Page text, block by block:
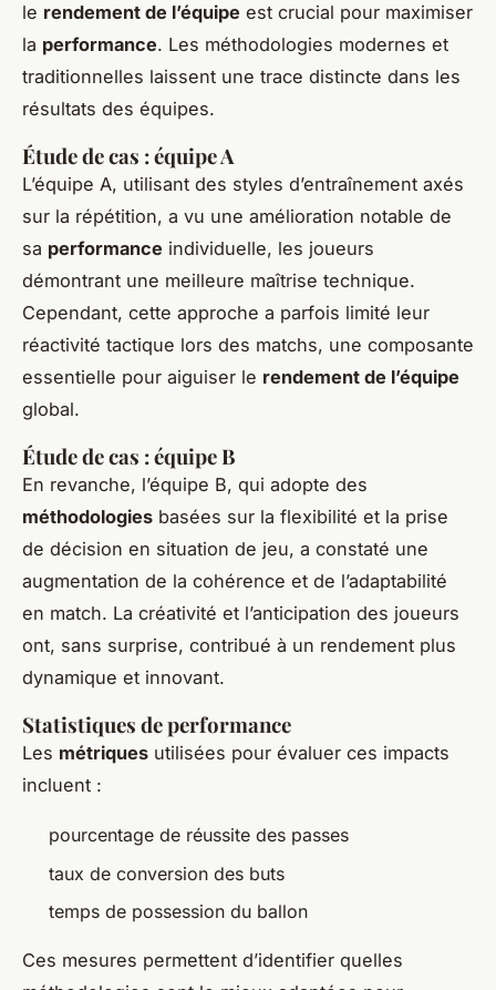
le rendement de l’équipe est crucial pour maximiser
la performance. Les méthodologies modernes et
traditionnelles laissent une trace distincte dans les
résultats des équipes.
Étude de cas : équipe A
L’équipe A, utilisant des styles d’entraînement axés
sur la répétition, a vu une amélioration notable de
sa performance individuelle, les joueurs
démontrant une meilleure maîtrise technique.
Cependant, cette approche a parfois limité leur
réactivité tactique lors des matchs, une composante
essentielle pour aiguiser le rendement de l’équipe
global.
Étude de cas : équipe B
En revanche, l’équipe B, qui adopte des
méthodologies basées sur la flexibilité et la prise
de décision en situation de jeu, a constaté une
augmentation de la cohérence et de l’adaptabilité
en match. La créativité et l’anticipation des joueurs
ont, sans surprise, contribué à un rendement plus
dynamique et innovant.
Statistiques de performance
Les métriques utilisées pour évaluer ces impacts
incluent :
pourcentage de réussite des passes
taux de conversion des buts
temps de possession du ballon
Ces mesures permettent d’identifier quelles